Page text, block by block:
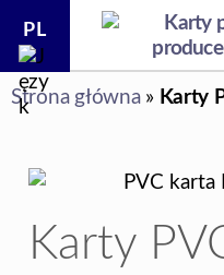
PL
Strona główna» Karty
Karty